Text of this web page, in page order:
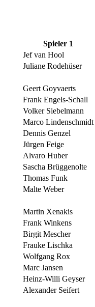
Spieler 1
Jef van Hool
Juliane Rodehüser
Geert Goyvaerts
Frank Engels-Schall
Volker Siebelmann
Marco Lindenschmidt
Dennis Genzel
Jürgen Feige
Alvaro Huber
Sascha Brüggenolte
Thomas Funk
Malte Weber
Martin Xenakis
Frank Winkens
Birgit Mescher
Frauke Lischka
Wolfgang Rox
Marc Jansen
Heinz-Willi Geyser
Alexander Seifert